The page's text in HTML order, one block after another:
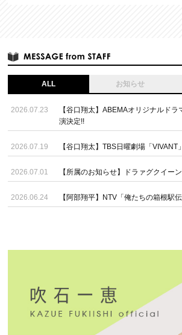
ALL お知らせ
2026.07.23
【谷口翔太】ABEMAオリジナルド
演決定!!
2026.07.19 【谷口翔太】TBS日曜劇場「VIVANT
2026.07.01 【所属のお知らせ】ドラァグクイー
2026.06.24 【阿部翔平】NTV「俺たちの箱根駅